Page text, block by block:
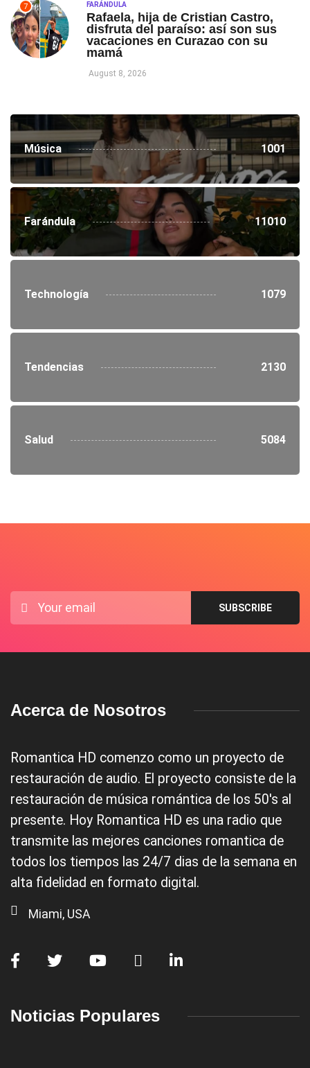
7 FARÁNDULA
Rafaela, hija de Cristian Castro,
disfruta del paraíso: así son sus
vacaciones en Curazao con su
mamá
August 8, 2026
Música 1001
Farándula 11010
Technología 1079
Tendencias 2130
Salud 5084
Acerca de Nosotros
Romantica HD comenzo como un proyecto de
restauración de audio. El proyecto consiste de la
restauración de música romántica de los 50's al
presente. Hoy Romantica HD es una radio que
transmite las mejores canciones romantica de
todos los tiempos las 24/7 dias de la semana en
alta fidelidad en formato digital.
Miami, USA
Noticias Populares